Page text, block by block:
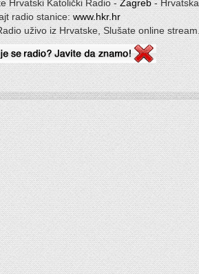
Hrvatski Katolički Radio - Zagreb- Hrvatska
radio stanice:www.hkr.hr
uživo iz Hrvatske, Slušate online stream.